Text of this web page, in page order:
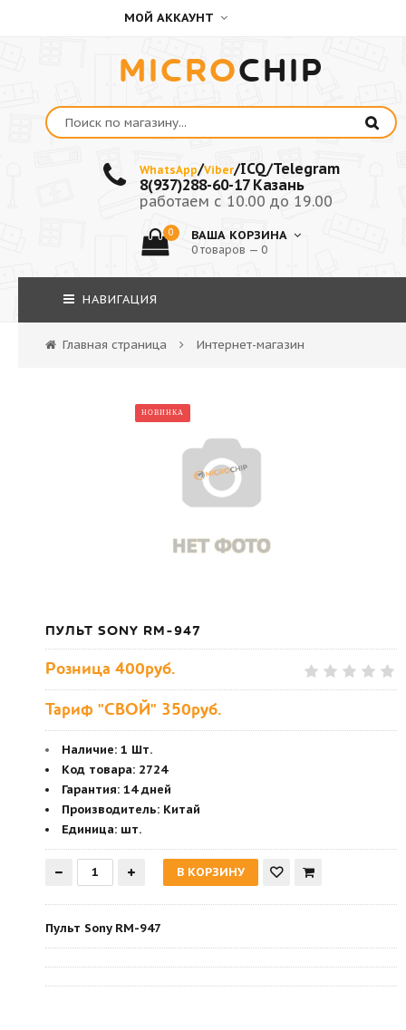
МОЙ АККАУНТ
MICROCHIP
WhatsApp/Viber/ICQ/Telegram
8(937)288-60-17 Казань
работаем с 10.00 до 19.00
0 ВАША КОРЗИНА
0 товаров — 0
НАВИГАЦИЯ
Главная страница Интернет-магазин
НОВИНКА
ПУЛЬТ SONY RM-947
Розница 400руб.
Тариф "СВОЙ" 350руб.
Наличие: 1 Шт.
Код товара: 2724
Гарантия: 14 дней
Производитель: Китай
Единица: шт.
Пульт Sony RM-947